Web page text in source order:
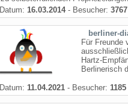
Datum: 16.03.2014- Besucher: 3767
berliner-
Für Freunde
Hartz-
Berlinerisch
Datum: 11.04.2021 - Besucher: 1185